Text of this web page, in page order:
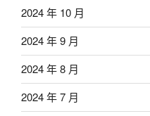
2024 年 10 月
2024 年 9 月
2024 年 8 月
2024 年 7 月